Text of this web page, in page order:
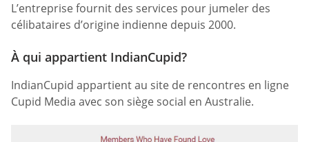
L’entreprise fournit des services pour jumeler des
célibataires d’origine indienne depuis 2000.
À qui appartient IndianCupid?
IndianCupid appartient au site de rencontres en ligne
Cupid Media avec son siège social en Australie.